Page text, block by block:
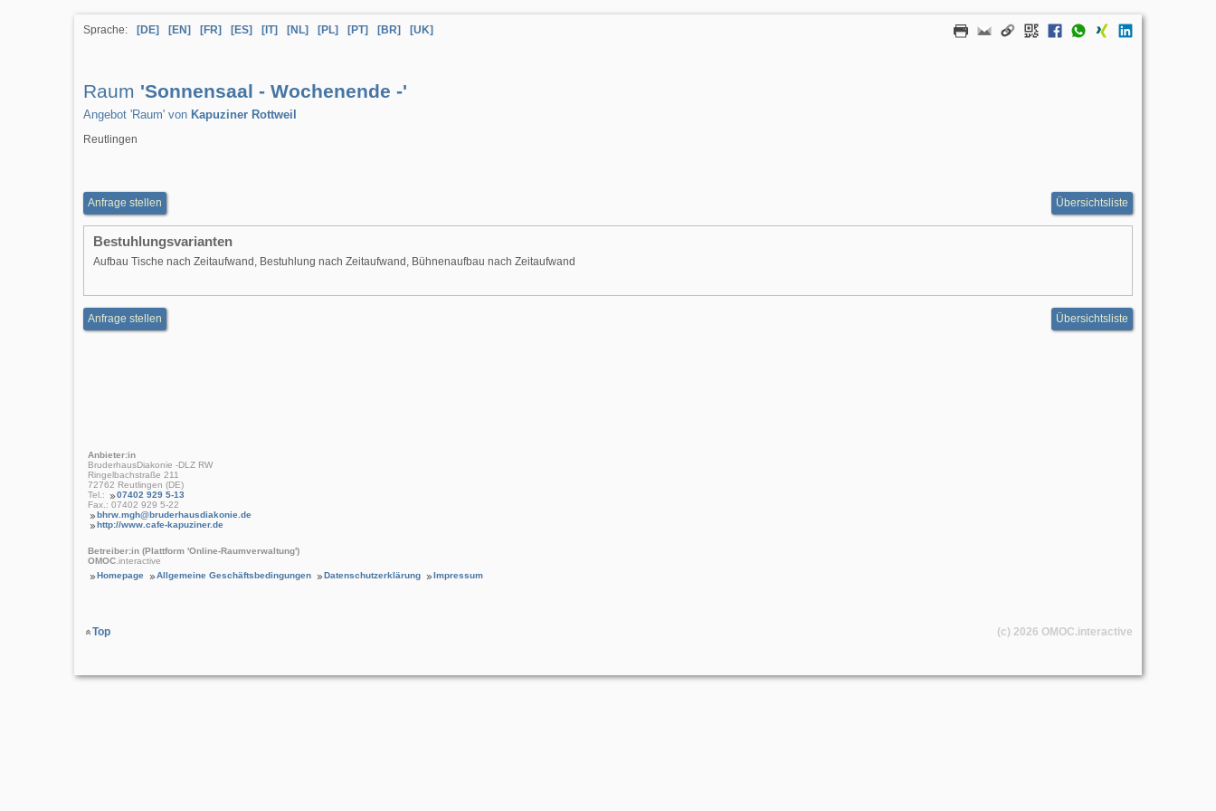
Sprache: [DE] [EN] [FR] [ES] [IT] [NL] [PL] [PT] [BR] [UK]
Raum 'Sonnensaal - Wochenende -'
Angebot 'Raum' von Kapuziner Rottweil
Reutlingen
Anfrage stellen Übersichtsliste
Bestuhlungsvarianten
Aufbau Tische nach Zeitaufwand, Bestuhlung nach Zeitaufwand, Bühnenaufbau nach Zeitaufwand
Anfrage stellen Übersichtsliste
Anbieter:in
BruderhausDiakonie -DLZ RW
Ringelbachstraße 211
72762 Reutlingen (DE)
Tel.:
07402 929 5-13
Fax.: 07402 929 5-22
bhrw.mgh@bruderhausdiakonie.de
http://www.cafe-kapuziner.de
Betreiber:in (Plattform 'Online-Raumverwaltung')
OMOC .interactive
Homepage
Allgemeine Geschäftsbedingungen Datenschutzerklärung Impressum
Top (c) 2026 OMOC.interactive